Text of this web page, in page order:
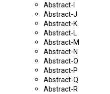
Abstract-I
Abstract-J
Abstract-K
Abstract-L
Abstract-M
Abstract-N
Abstract-O
Abstract-P
Abstract-Q
Abstract-R